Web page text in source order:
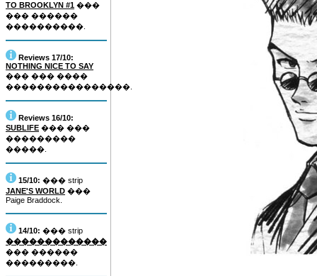
TO BROOKLYN #1 ���
��� ������
����������.
Reviews 17/10:
NOTHING NICE TO SAY
��� ��� ����
����������������.
Reviews 16/10:
SUBLIFE ��� ���
���������
�����.
15/10: ��� strip
JANE'S WORLD ���
Paige Braddock.
14/10: ��� strip
�������������
��� ������
���������.